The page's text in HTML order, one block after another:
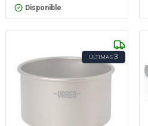
Disponible
ÚLTIMAS3